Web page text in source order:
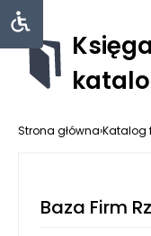
Strona główna›Katalog
Baza Firm